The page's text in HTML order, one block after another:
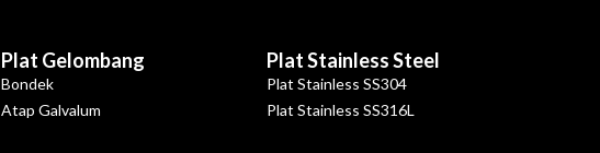
Plat Gelombang
Bondek
Atap Galvalum
Plat Stainless Steel
Plat Stainless SS304
Plat Stainless SS316L